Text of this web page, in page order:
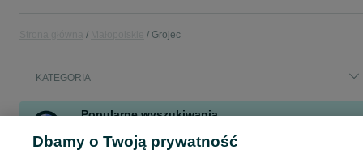
Grojec
KATEGORIA
Popularne wyszukiwania
ducato sadzonki warzyw dom
Dbamy o Twoją prywatność